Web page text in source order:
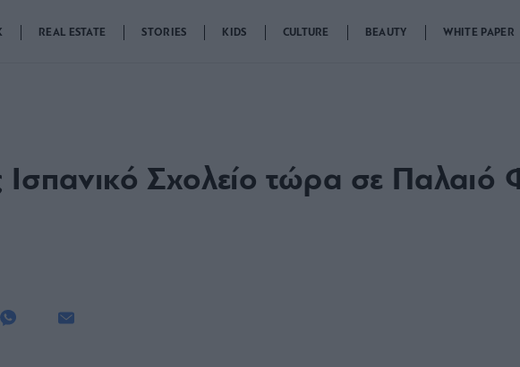
REAL ESTATE STORIES KIDS CULTURE BEAUTY WHITE PAPER
Σχολείο τώρα σε